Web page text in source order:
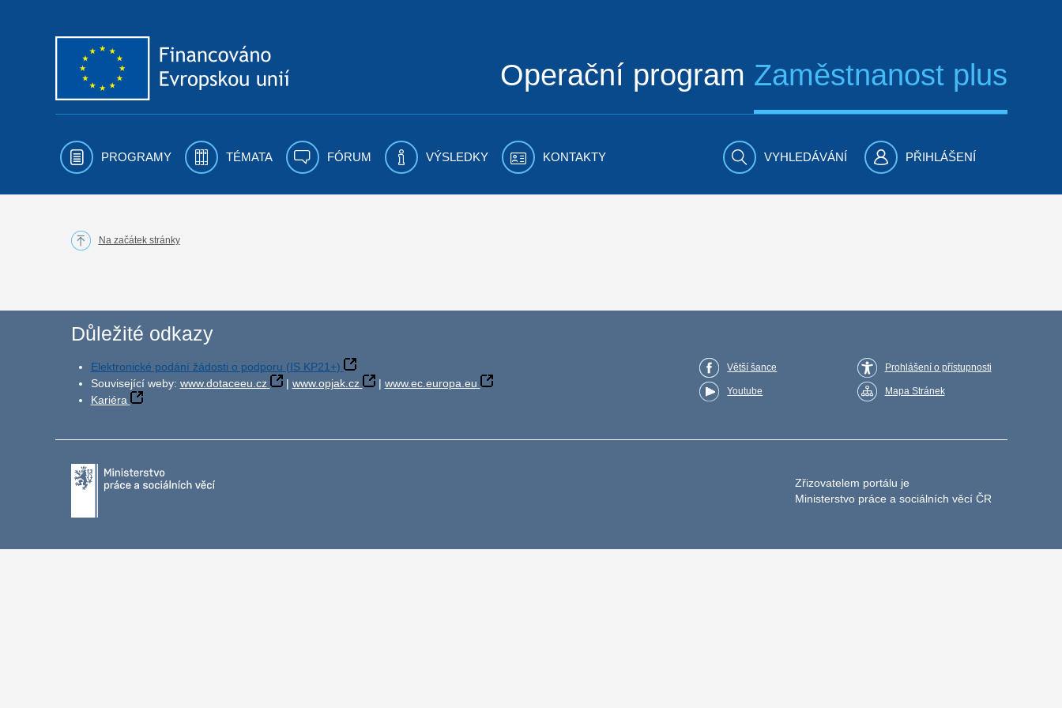
Operační program Zaměstnanost plus
PROGRAMY TÉMATA FÓRUM VÝSLEDKY KONTAKTY VYHLEDÁVÁNÍ PŘIHLÁŠENÍ
Na začátek stránky
Důležité odkazy
Elektronické podání žádosti o podporu (IS KP21+)
Související weby: www.dotaceeu.cz | www.opjak.cz | www.ec.europa.eu
Kariéra
Větší šance
Youtube
Prohlášení o přístupnosti
Mapa Stránek
Zřizovatelem portálu je
Ministerstvo práce a sociálních věcí ČR